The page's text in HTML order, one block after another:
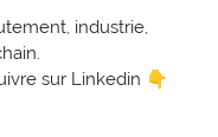
industrie,
sur Linkedin 👇